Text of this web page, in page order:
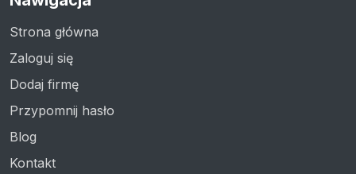
Strona główna
Zaloguj się
Dodaj firmę
Przypomnij hasło
Blog
Kontakt